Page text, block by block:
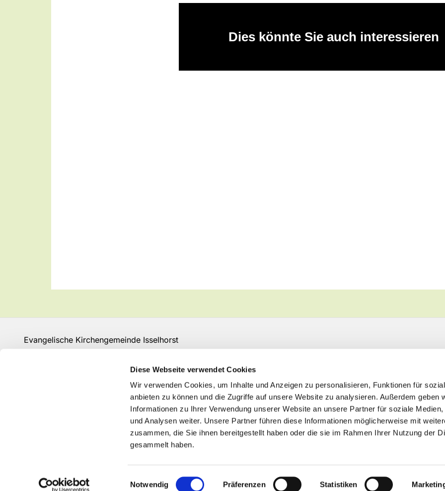
Diese Webseite verwendet Cookies
Wir verwenden Cookies, um Inhalte und Anzeigen zu personalisieren, Funktionen für
anbieten zu können und die Zugriffe auf unsere Website zu analysieren. Außerdem geben
Informationen zu Ihrer Verwendung unserer Website an unsere Partner für soziale Medien,
und Analysen weiter. Unsere Partner führen diese Informationen möglicherweise mit
zusammen, die Sie ihnen bereitgestellt haben oder die sie im Rahmen Ihrer Nutzung der
gesammelt haben.
Einwilligungsauswahl
Notwendig Präferenzen Statistiken
Dies könnte Sie auch interessieren
Evangelische Kirchengemeinde Isselhorst
GT-KG-Isselhorst@kk-ekvw.de